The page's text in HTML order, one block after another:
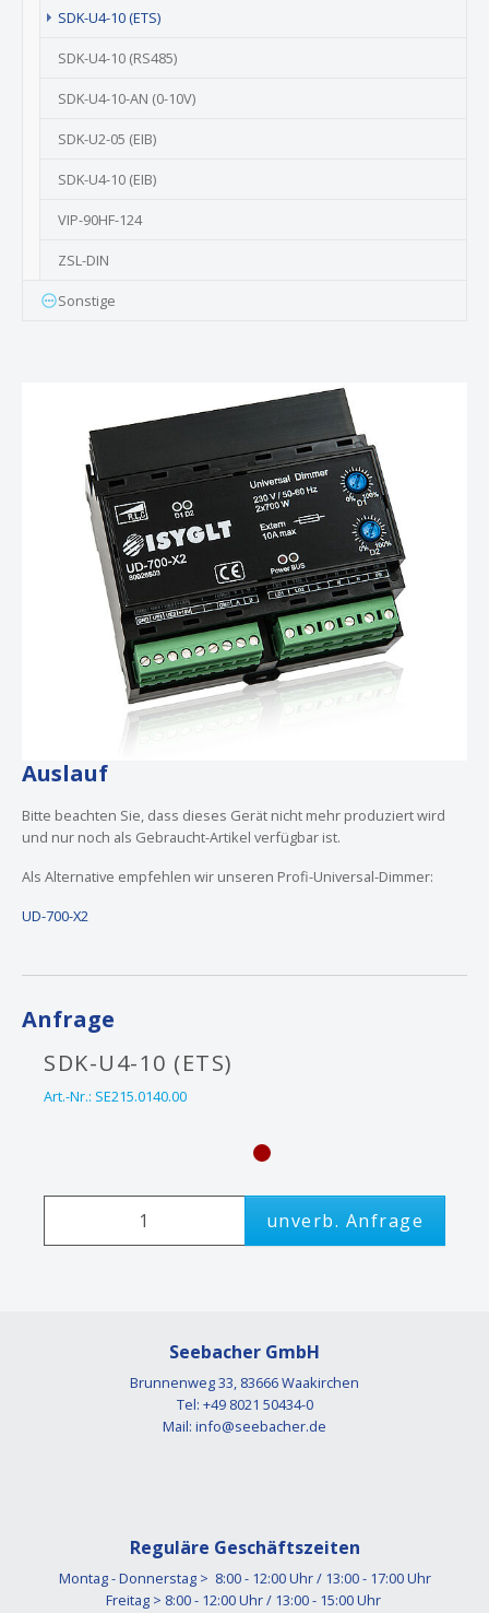
SDK-U4-10 (ETS)(current)
SDK-U4-10 (RS485)
SDK-U4-10-AN (0-10V)
SDK-U2-05 (EIB)
SDK-U4-10 (EIB)
VIP-90HF-124
ZSL-DIN
Sonstige
Auslauf
Bitte beachten Sie, dass dieses Gerät nicht mehr produziert wird
und nur noch als Gebraucht-Artikel verfügbar ist.
Als Alternative empfehlen wir unseren Profi-Universal-Dimmer:
UD-700-X2
Anfrage
SDK-U4-10 (ETS)
Art.-Nr.: SE215.0140.00
unverb. Anfrage
Seebacher GmbH
Brunnenweg 33, 83666 Waakirchen
Tel: +49 8021 50434-0
Mail: info@seebacher.de
Reguläre Geschäftszeiten
Montag - Donnerstag > 8:00 - 12:00 Uhr / 13:00 - 17:00 Uhr
Freitag > 8:00 - 12:00 Uhr / 13:00 - 15:00 Uhr